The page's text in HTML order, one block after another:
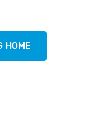
HOME